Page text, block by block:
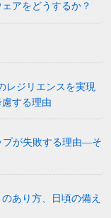
アをどうするか？
レジリエンスを実現
する理由
プが失敗する理由―そ
あり方、日頃の備え